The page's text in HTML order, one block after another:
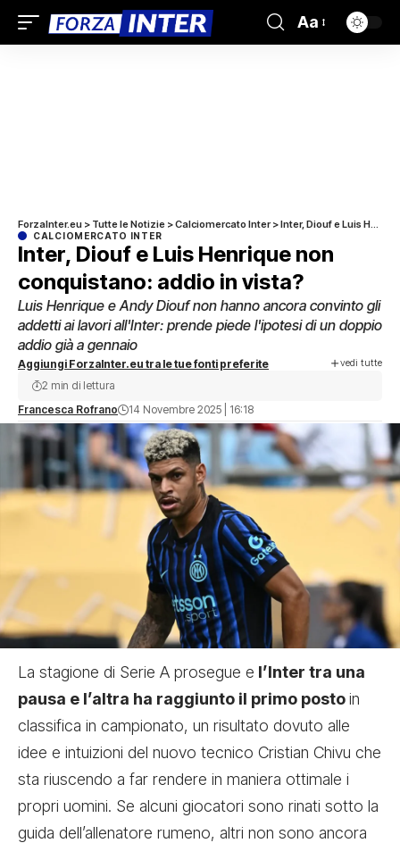
Aa
ForzaInter.eu > Tutte le Notizie >Calciomercato Inter>Inter, Diouf e Luis Henrique non conquistano: addio in vista?
CALCIOMERCATO INTER
Inter, Diouf e Luis Henrique non
conquistano: addio in vista?
Luis Henrique e Andy Diouf non hanno ancora convinto gli
addetti ai lavori all'Inter: prende piede l'ipotesi di un doppio
addio già a gennaio
Aggiungi ForzaInter.eu tra le tue fonti preferite vedi tutte
Francesca Rofrano 14 Novembre 2025 | 16:18
2 min di lettura
La stagione di Serie A prosegue e l’Inter tra una
pausa e l’altra ha raggiunto il primo postoin
classifica in campionato, un risultato dovuto alle
idee e intuizioni del nuovo tecnico Cristian Chivu che
sta riuscendo a far rendere in maniera ottimale i
propri uomini. Se alcuni giocatori sono rinati sotto la
guida dell’allenatore rumeno, altri non sono ancora